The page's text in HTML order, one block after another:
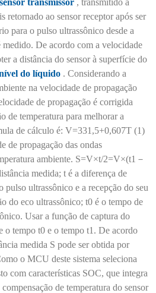
sensor transmissor, transmitido à
retornado ao sensor receptor após ser
para o pulso ultrassônico desde a
medido. De acordo com a velocidade
a distância do sensor à superfície do
do líquido. Considerando a
na velocidade de propagação
de propagação é corrigida
de temperatura para melhorar a
de cálculo é: V=331,5+0,607T (1)
de propagação das ondas
ambiente. S=V×t/2=V×(t1－
medida; t é a diferença de
pulso ultrassônico e a recepção do seu
do eco ultrassônico; t0 é o tempo de
Usar a função de captura do
tempo t0 e o tempo t1. De acordo
medida S pode ser obtida por
o MCU deste sistema seleciona
com características SOC, que integra
de temperatura do sensor